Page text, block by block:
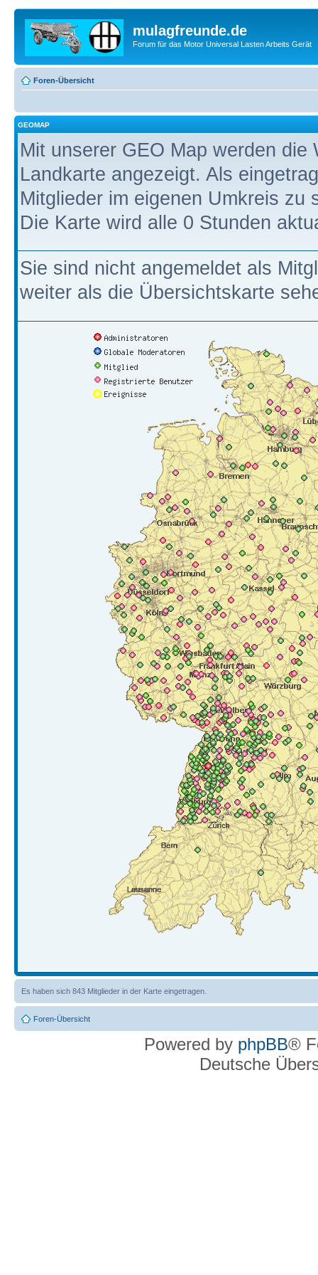
mulagfreunde.de
Forum für das Motor Universal Lasten Arbeits Gerät
Foren-Übersicht
GEOMAP
Mit unserer GEO Map werden
Landkarte angezeigt. Als
Mitglieder im eigenen Umkreis zu
Die Karte wird alle 0 Stunden
Sie sind nicht angemeldet als
weiter als die Übersichtskarte
Es haben sich 843 Mitglieder in der Karte eingetragen.
Foren-Übersicht
Powered by phpBB®
Deutsche